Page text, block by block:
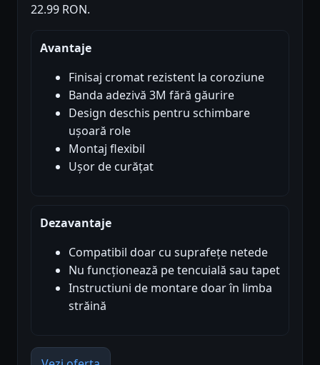
22.99 RON.
Avantaje
Finisaj cromat rezistent la coroziune
Banda adezivă 3M fără găurire
Design deschis pentru schimbare
ușoară role
Montaj flexibil
Ușor de curățat
Dezavantaje
Compatibil doar cu suprafețe netede
Nu funcționează pe tencuială sau tapet
Instructiuni de montare doar în limba
străină